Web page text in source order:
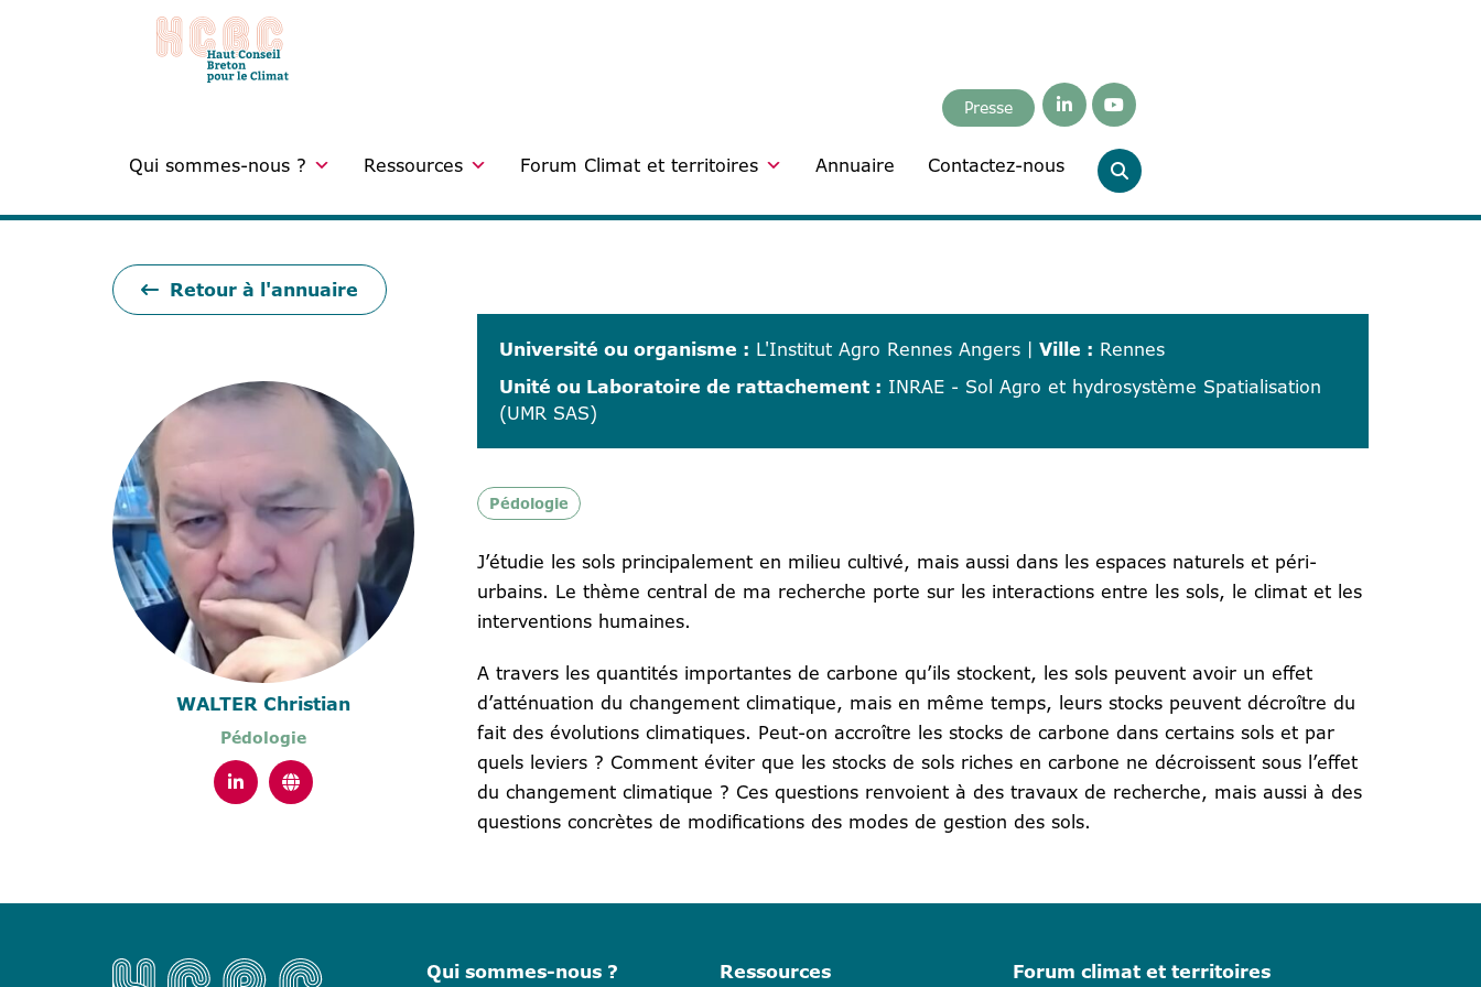
Presse
Qui sommes-nous ? Ressources Forum Climat et territoires Annuaire Contactez-nous
Retour à l'annuaire
WALTER Christian
Pédologie
Université ou organisme : L'Institut Agro Rennes Angers | Ville : Rennes
Unité ou Laboratoire de rattachement : INRAE - Sol Agro et hydrosystème Spatialisation
(UMR SAS)
Pédologie
J’étudie les sols principalement en milieu cultivé, mais aussi dans les espaces naturels et péri-
urbains. Le thème central de ma recherche porte sur les interactions entre les sols, le climat et les
interventions humaines.
A travers les quantités importantes de carbone qu’ils stockent, les sols peuvent avoir un effet
d’atténuation du changement climatique, mais en même temps, leurs stocks peuvent décroître du
fait des évolutions climatiques. Peut-on accroître les stocks de carbone dans certains sols et par
quels leviers ? Comment éviter que les stocks de sols riches en carbone ne décroissent sous l’effet
du changement climatique ? Ces questions renvoient à des travaux de recherche, mais aussi à des
questions concrètes de modifications des modes de gestion des sols.
Qui sommes-nous ? Ressources Forum climat et territoires